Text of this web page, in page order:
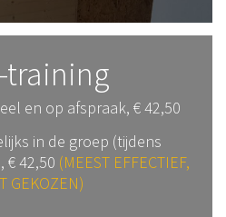
training
en op afspraak, € 42,50
in de groep (tijdens
€ 42,50 (MEEST EFFECTIEF,
GEKOZEN)